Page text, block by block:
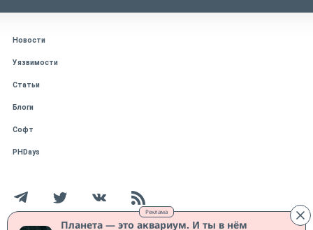
Реклама
Планета — это аквариум. И ты в нём
Новости
Уязвимости
Статьи
Блоги
Софт
PHDays